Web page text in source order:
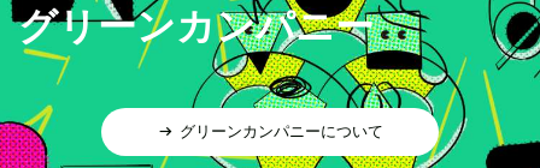
グリーンカンパニー
グリーンカンパニーについて